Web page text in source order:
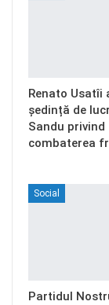
Renato Usatîi
ședință de
Sandu privind
combaterea
Social
Partidul